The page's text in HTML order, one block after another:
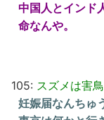
中国人とインド
命なんや。
105: スズメは害
妊娠届なんちゅ